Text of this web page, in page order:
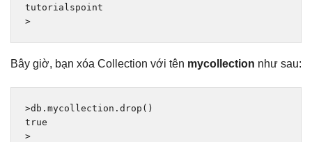
>
Bây giờ, bạn xóa Collection với tên mycollection như sau:
>db . mycollection . drop ()
true
>